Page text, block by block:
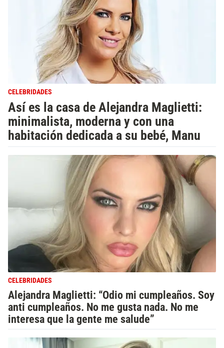
CELEBRIDADES
Así es la casa de Alejandra Maglietti:
minimalista, moderna y con una
habitación dedicada a su bebé, Manu
CELEBRIDADES
Alejandra Maglietti: “Odio mi cumpleaños. Soy
anti cumpleaños. No me gusta nada. No me
interesa que la gente me salude”